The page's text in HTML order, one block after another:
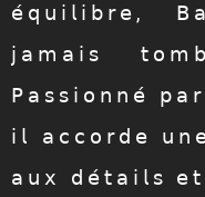
𝖾́𝗊𝗎𝗂𝗅𝗂𝖻𝗋𝖾,
𝗃𝖺𝗆𝖺𝗂𝗌
𝖯𝖺𝗌𝗌𝗂𝗈𝗇𝗇𝖾́ 𝗉𝖺𝗋
𝗂𝗅 𝖺𝖼𝖼𝗈𝗋𝖽𝖾
𝖺𝗎𝗑 𝖽𝖾́𝗍𝖺𝗂𝗅𝗌